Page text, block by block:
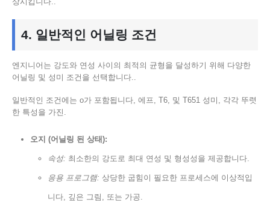
4. 일반적인 어닐링 조건
엔지니어는 강도와 연성 사이의 최적의 균형을 달성하기 위해 다양한
어닐링 및 성미 조건을 선택합니다..
일반적인 조건에는 o가 포함됩니다, 에프, T6, 및 T651 성미, 각각 뚜렷
한 특성을 가진.
오지 (어닐링 된 상태):
속성: 최소한의 강도로 최대 연성 및 형성성을 제공합니다.
응용 프로그램: 상당한 굽힘이 필요한 프로세스에 이상적입
니다, 깊은 그림, 또는 가공.